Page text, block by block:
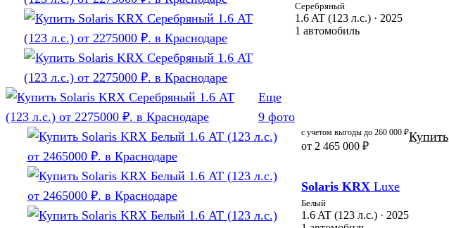
Еще
9 фото
Серебряный
1.6 AT (123 л.с.) · 2025
1 автомобиль
с учетом выгоды до 260 000 ₽
от 2 465 000 ₽
Solaris KRX Luxe
Белый
1.6 AT (123 л.с.) · 2025
Купить